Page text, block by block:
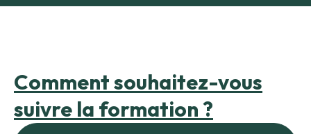
Comment souhaitez-vous
suivre la formation ?